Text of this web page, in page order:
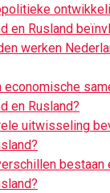
en Rusland
werken
economische
en Rusland?
uitwisseling
bestaan